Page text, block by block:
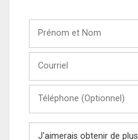
Nom
(Optionnel)
Message